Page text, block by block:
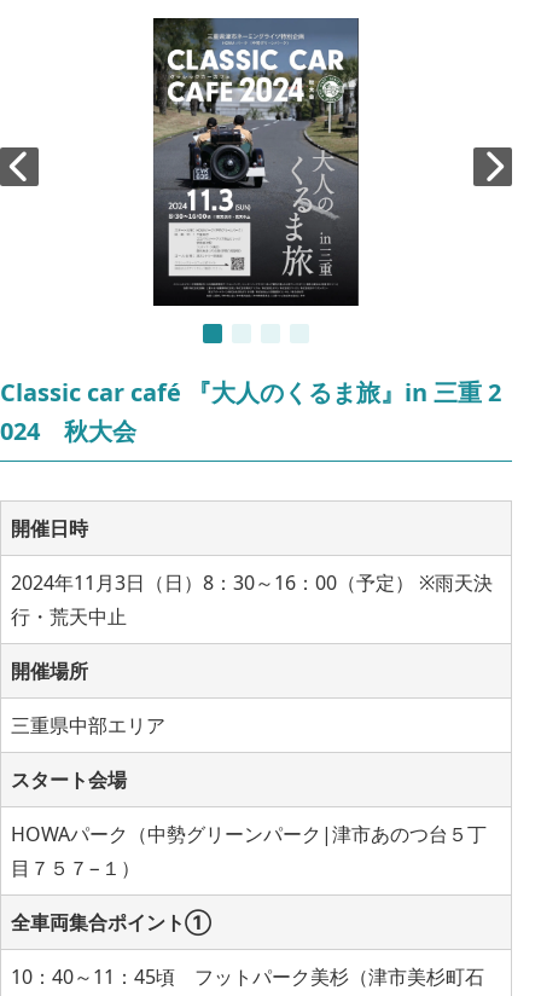
Classic car café 『大人のくるま旅』in 三重 2
024 秋大会
開催日時
2024年11月3日（日）8：30～16：00（予定） ※雨天決
行・荒天中止
開催場所
三重県中部エリア
スタート会場
HOWAパーク（中勢グリーンパーク|津市あのつ台５丁
目７５７−１）
全車両集合ポイント①
10：40～11：45頃 フットパーク美杉（津市美杉町石